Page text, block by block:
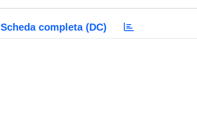
Scheda completa (DC)